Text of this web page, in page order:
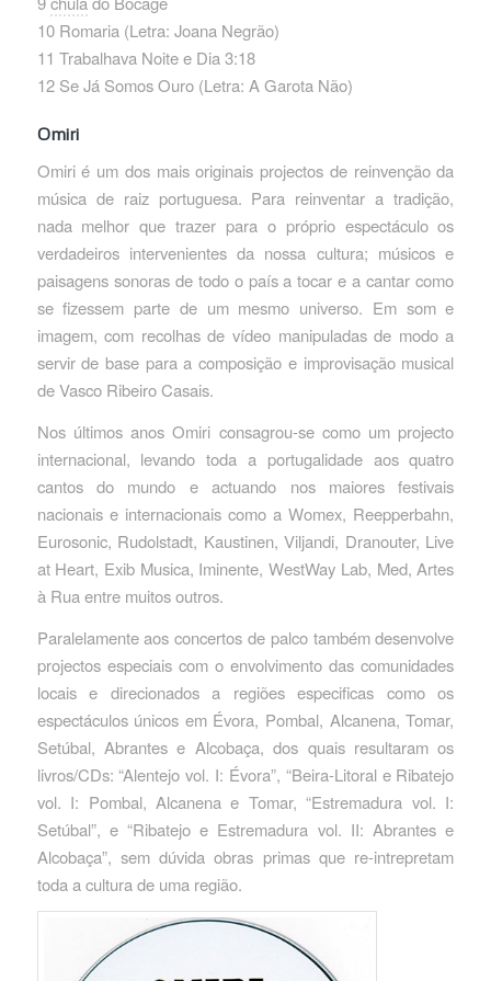
10 Romaria (Letra: Joana Negrão)
11 Trabalhava Noite e Dia 3:18
12 Se Já Somos Ouro (Letra: A Garota Não)
Omiri
Omiri é um dos mais originais projectos de reinvenção da
música de raiz portuguesa. Para reinventar a tradição,
nada melhor que trazer para o próprio espectáculo os
verdadeiros intervenientes da nossa cultura; músicos e
paisagens sonoras de todo o país a tocar e a cantar como
se fizessem parte de um mesmo universo. Em som e
imagem, com recolhas de vídeo manipuladas de modo a
servir de base para a composição e improvisação musical
de Vasco Ribeiro Casais.
Nos últimos anos Omiri consagrou-se como um projecto
internacional, levando toda a portugalidade aos quatro
cantos do mundo e actuando nos maiores festivais
nacionais e internacionais como a Womex, Reepperbahn,
Eurosonic, Rudolstadt, Kaustinen, Viljandi, Dranouter, Live
at Heart, Exib Musica, Iminente, WestWay Lab, Med, Artes
à Rua entre muitos outros.
Paralelamente aos concertos de palco também desenvolve
projectos especiais com o envolvimento das comunidades
locais e direcionados a regiões especificas como os
espectáculos únicos em Évora, Pombal, Alcanena, Tomar,
Setúbal, Abrantes e Alcobaça, dos quais resultaram os
livros/CDs: “Alentejo vol. I: Évora”, “Beira-Litoral e Ribatejo
vol. I: Pombal, Alcanena e Tomar, “Estremadura vol. I:
Setúbal”, e “Ribatejo e Estremadura vol. II: Abrantes e
Alcobaça”, sem dúvida obras primas que re-intrepretam
toda a cultura de uma região.